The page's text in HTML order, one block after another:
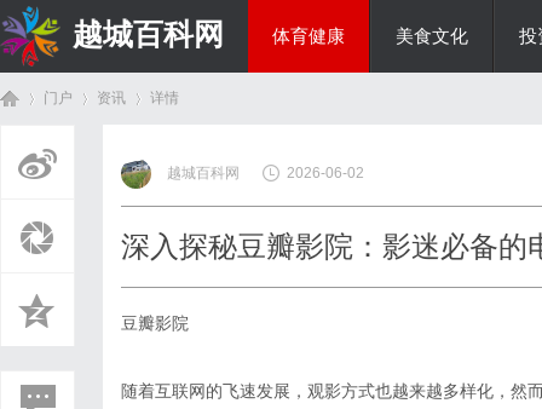
越城百科网 体育健康 美食文化 投
门户 资讯
›
详情
越城百科网 2026-06-02
深入探秘豆瓣影院：影迷必备的
豆瓣影院
随着互联网的飞速发展，观影方式也越来越多样化，然